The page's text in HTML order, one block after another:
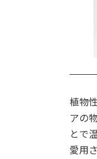
植物
アの
とで
愛用